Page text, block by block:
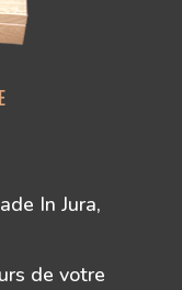
In Jura,
de votre